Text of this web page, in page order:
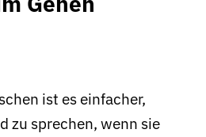
ist es einfacher,
zu sprechen, wenn sie